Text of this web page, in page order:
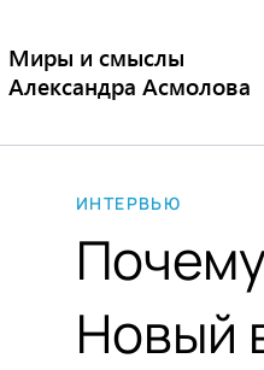
Миры и смыслы
Александра Асмолова
ИНТЕРВЬЮ
Новый